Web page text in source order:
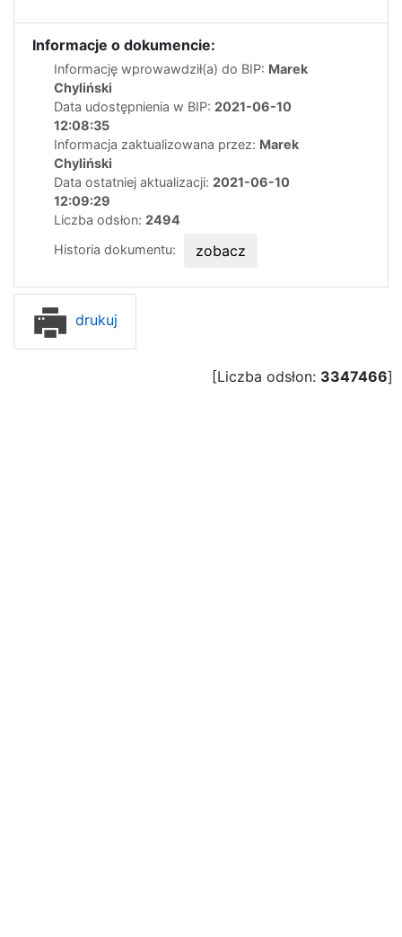
Informacje o dokumencie:
Informację wprowawdził(a) do BIP: Marek
Chyliński
Data udostępnienia w BIP: 2021-06-10
12:08:35
Informacja zaktualizowana przez: Marek
Chyliński
Data ostatniej aktualizacji: 2021-06-10
12:09:29
Liczba odsłon: 2494
Historia dokumentu:
zobacz
drukuj
[Liczba odsłon: 3347466]